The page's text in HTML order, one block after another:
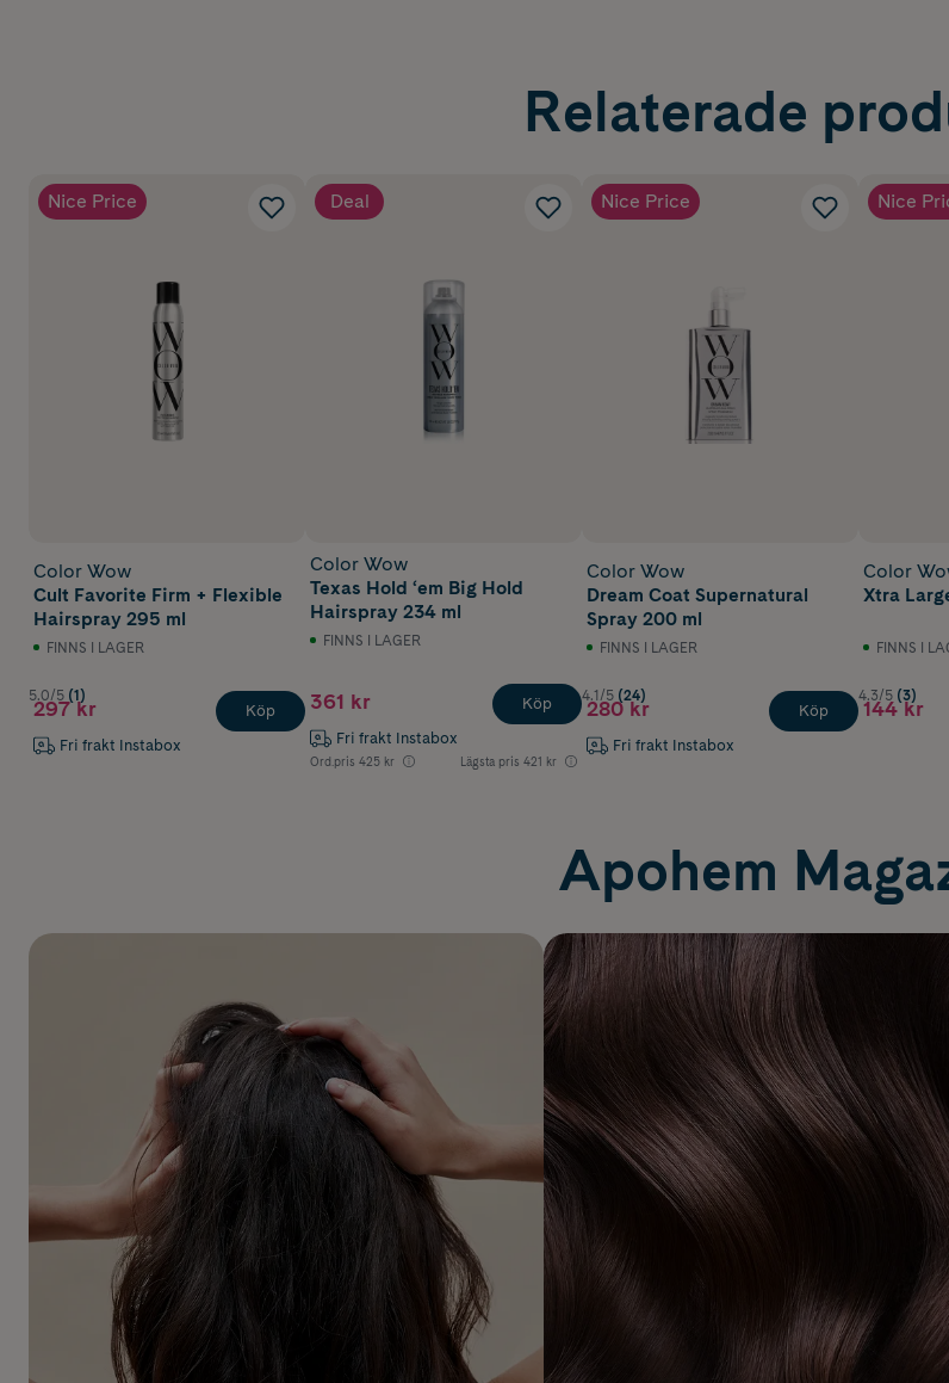
Relaterade
Nice Price
Color Wow
Cult Favorite Firm + Flexible
Hairspray 295 ml
FINNS I LAGER
5.0/5 (1)
297 kr
Fri frakt Instabox
Köp
Deal
Color Wow
Texas Hold ‘em Big Hold
Hairspray 234 ml
FINNS I LAGER
361 kr
Fri frakt Instabox
Ord.pris 425 kr Lägsta pris 421 kr
Köp
Nice Price
Color Wow
Dream Coat Supernatural
Spray 200 ml
FINNS I LAGER
4.1/5 (24)
280 kr
Fri frakt Instabox
Köp
Nice
Color
Xtra
FINNS I
4.3/5 (3)
144 kr
Apohem